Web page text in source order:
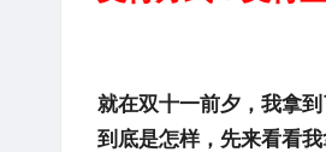
就在双十一前夕，我拿到
到底是怎样，先来看看